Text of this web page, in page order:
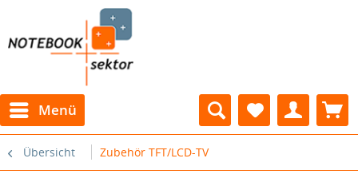
Menü
Übersicht Zubehör TFT/LCD-TV